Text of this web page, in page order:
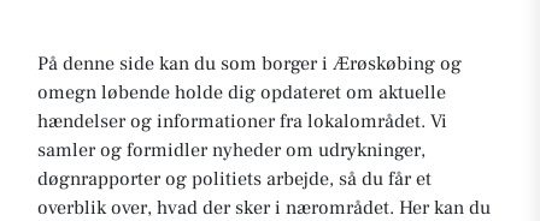
På denne side kan du som borger i Ærøskøbing og
omegn løbende holde dig opdateret om aktuelle
hændelser og informationer fra lokalområdet. Vi
samler og formidler nyheder om udrykninger,
døgnrapporter og politiets arbejde, så du får et
overblik over, hvad der sker i nærområdet. Her kan du